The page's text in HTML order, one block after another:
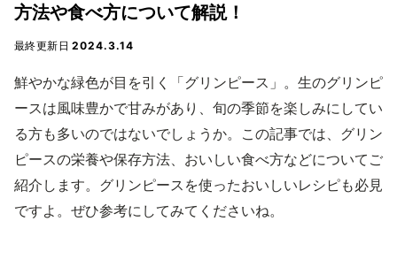
方法や食べ方について解説！
最終更新日2024.3.14
鮮やかな緑色が目を引く「グリンピース」。生のグリンピ
ースは風味豊かで甘みがあり、旬の季節を楽しみにしてい
る方も多いのではないでしょうか。この記事では、グリン
ピースの栄養や保存方法、おいしい食べ方などについてご
紹介します。グリンピースを使ったおいしいレシピも必見
ですよ。ぜひ参考にしてみてくださいね。